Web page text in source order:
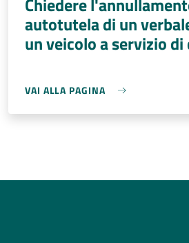
Chiedere
autotutela di un
un veicolo a servizio
VAI ALLA PAGINA